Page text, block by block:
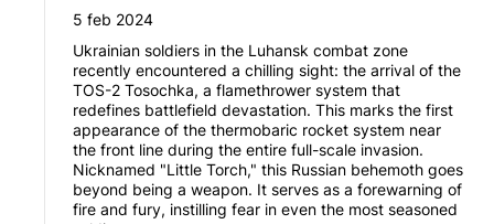
5 feb 2024
Ukrainian soldiers in the Luhansk combat zone
recently encountered a chilling sight: the arrival of the
TOS-2 Tosochka, a flamethrower system that
redefines battlefield devastation. This marks the first
appearance of the thermobaric rocket system near
the front line during the entire full-scale invasion.
Nicknamed "Little Torch," this Russian behemoth goes
beyond being a weapon. It serves as a forewarning of
fire and fury, instilling fear in even the most seasoned